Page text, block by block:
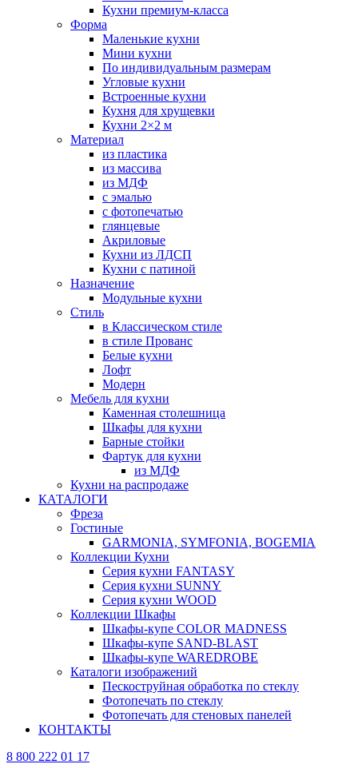
Кухни премиум-класса
Форма
Маленькие кухни
Мини кухни
По индивидуальным размерам
Угловые кухни
Встроенные кухни
Кухня для хрущевки
Кухни 2×2 м
Материал
из пластика
из массива
из МДФ
с эмалью
с фотопечатью
глянцевые
Акриловые
Кухни из ЛДСП
Кухни с патиной
Назначение
Модульные кухни
Стиль
в Классическом стиле
в стиле Прованс
Белые кухни
Лофт
Модерн
Мебель для кухни
Каменная столешница
Шкафы для кухни
Барные стойки
Фартук для кухни
из МДФ
Кухни на распродаже
КАТАЛОГИ
Фреза
Гостиные
GARMONIA, SYMFONIA, BOGEMIA
Коллекции Кухни
Серия кухни FANTASY
Серия кухни SUNNY
Серия кухни WOOD
Коллекции Шкафы
Шкафы-купе COLOR MADNESS
Шкафы-купе SAND-BLAST
Шкафы-купе WAREDROBE
Каталоги изображений
Пескоструйная обработка по стеклу
Фотопечать по стеклу
Фотопечать для стеновых панелей
КОНТАКТЫ
8 800 222 01 17